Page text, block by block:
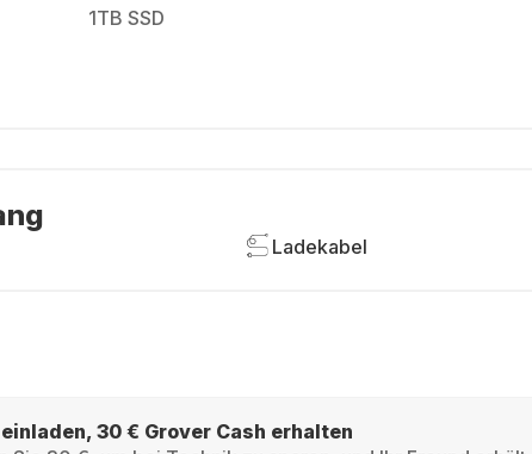
1TB SSD
Ladekabel
30 € Grover Cash erhalten